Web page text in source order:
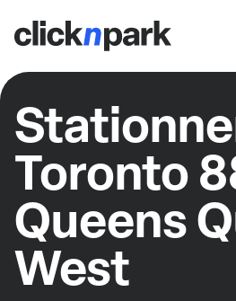
Toronto
Queens
West